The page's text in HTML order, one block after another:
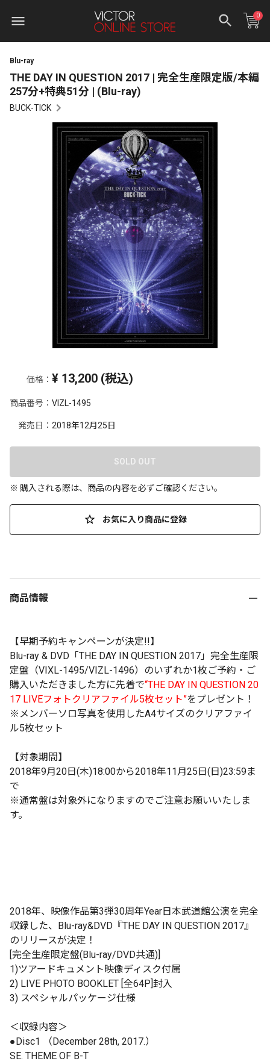
0
Blu-ray
THE DAY IN QUESTION 2017 | 完全生産限定版/本編
257分+特典51分 | (Blu-ray)
BUCK-TICK
価格： ¥ 13,200 (税込)
商品番号： VIZL-1495
発売日： 2018年12月25日
SOLD OUT
※ 購入される際は、商品の内容を必ずご確認ください。
お気に入り商品に登録
商品情報
【早期予約キャンペーンが決定!!】
Blu-ray & DVD「THE DAY IN QUESTION 2017」完全生産限
定盤（VIXL-1495/VIZL-1496）のいずれか1枚ご予約・ご
購入いただきました方に先着で“THE DAY IN QUESTION 20
17 LIVEフォトクリアファイル5枚セット”をプレゼント！
※メンバーソロ写真を使用したA4サイズのクリアファイ
ル5枚セット
【対象期間】
2018年9月20日(木)18:00から2018年11月25日(日)23:59ま
で
※通常盤は対象外になりますのでご注意お願いいたしま
す。
2018年、映像作品第3弾30周年Year日本武道館公演を完全
収録した、Blu-ray&DVD『THE DAY IN QUESTION 2017』
のリリースが決定！
[完全生産限定盤(Blu-ray/DVD共通)]
1)ツアードキュメント映像ディスク付属
2) LIVE PHOTO BOOKLET [全64P]封入
3) スペシャルパッケージ仕様
＜収録内容＞
●Disc1 （December 28th, 2017.）
SE. THEME OF B-T